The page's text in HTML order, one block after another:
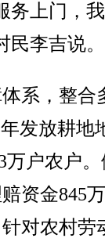
上门，
李吉说。
系，整合
发放耕地
万户农户
资金845
对农村劳